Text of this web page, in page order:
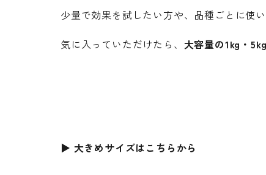
少量で効果を試したい方や、品種ごとに使
気に入っていただけたら、 大容量の1kg・5kg
▶ 大きめサイズはこちらから